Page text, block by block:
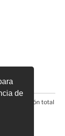
de
reproducción total